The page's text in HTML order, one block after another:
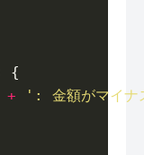
+
': 金額がマイナ